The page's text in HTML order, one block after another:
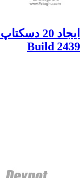
Build